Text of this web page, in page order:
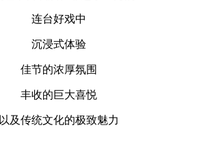
连台好戏中
沉浸式体验
佳节的浓厚氛围
丰收的巨大喜悦
以及传统文化的极致魅力